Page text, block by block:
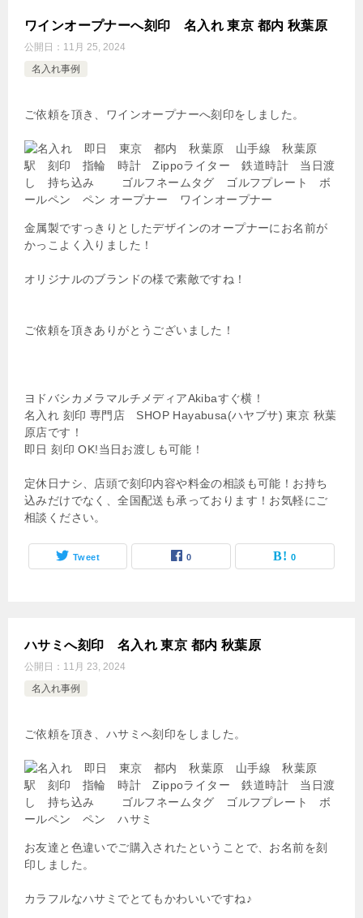
ワインオープナーへ刻印 名入れ 東京 都内 秋葉原
公開日： 11月 25, 2024
名入れ事例
ご依頼を頂き、ワインオープナーへ刻印をしました。
金属製ですっきりとしたデザインのオープナーにお名前が
かっこよく入りました！
オリジナルのブランドの様で素敵ですね！
ご依頼を頂きありがとうございました！
ヨドバシカメラマルチメディアAkibaすぐ横！
名入れ 刻印 専門店 SHOP Hayabusa(ハヤブサ) 東京 秋葉
原店です！
即日 刻印 OK!当日お渡しも可能！
定休日ナシ、店頭で刻印内容や料金の相談も可能！お持ち
込みだけでなく、全国配送も承っております！お気軽にご
相談ください。
Tweet 0 0
ハサミへ刻印 名入れ 東京 都内 秋葉原
公開日： 11月 23, 2024
名入れ事例
ご依頼を頂き、ハサミへ刻印をしました。
お友達と色違いでご購入されたということで、お名前を刻
印しました。
カラフルなハサミでとてもかわいいですね♪